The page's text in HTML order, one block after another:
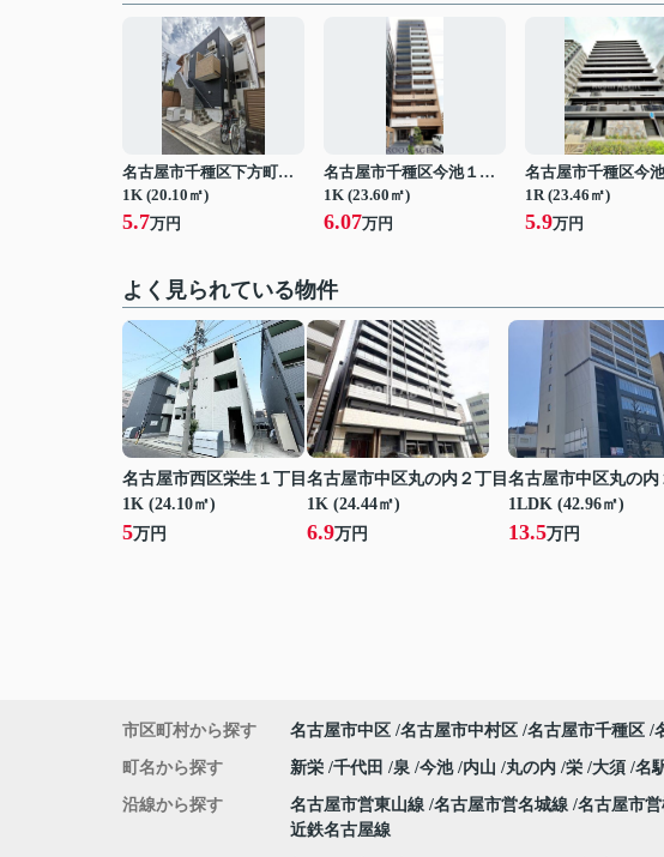
名古屋市千種区下方町１丁目
1K (20.10㎡)
5.7万円
名古屋市千種区今池１丁目
1K (23.60㎡)
6.07万円
1R (23.46㎡)
5.9万円
よく見られている物件
名古屋市西区栄生１丁目
1K (24.10㎡)
5万円
名古屋市中区丸の内２丁目
1K (24.44㎡)
6.9万円
名古屋市中区丸の内
1LDK (42.96㎡)
13.5万円
市区町村から探す 名古屋市中区 名古屋市中村区 名古屋市千種区
町名から探す 新栄 千代田 泉 今池 内山 丸の内 栄 大須 名
沿線から探す 名古屋市営東山線 名古屋市営名城線 名古屋市
近鉄名古屋線